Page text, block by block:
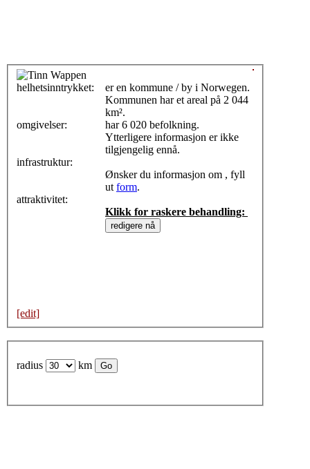
helhetsinntrykket:
omgivelser:
infrastruktur:
attraktivitet:
er en kommune / by i Norwegen.
Kommunen har et areal på 2 044
km².
har 6 020 befolkning.
Ytterligere informasjon er ikke
tilgjengelig ennå.
Ønsker du informasjon om , fyll
ut form.
Klikk for raskere behandling:
[edit]
radius km